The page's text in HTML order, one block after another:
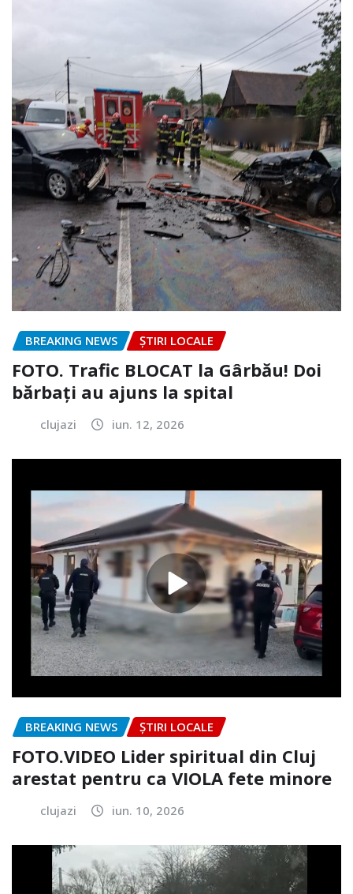
BREAKING NEWS ȘTIRI LOCALE
FOTO. Trafic BLOCAT la Gârbău! Doi
bărbați au ajuns la spital
clujazi iun. 12, 2026
BREAKING NEWS ȘTIRI LOCALE
FOTO.VIDEO Lider spiritual din Cluj
arestat pentru ca VIOLA fete minore
clujazi iun. 10, 2026